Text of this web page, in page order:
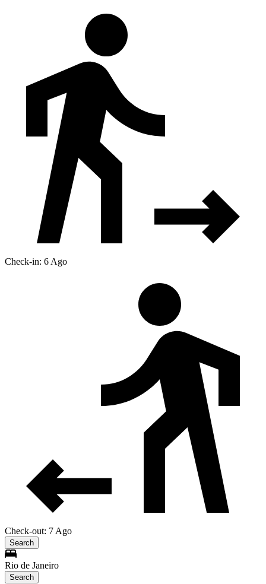
Check-in: 6 Ago
Check-out: 7 Ago
Search
Rio de Janeiro
Search